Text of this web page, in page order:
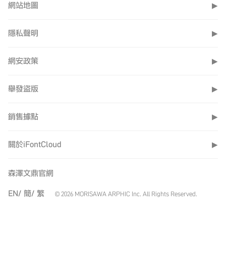
網站地圖 ▶
隱私聲明 ▶
網安政策 ▶
舉發盜版 ▶
銷售據點 ▶
關於iFontCloud ▶
森澤文鼎官網
EN/ 簡/ 繁 © 2026 MORISAWA ARPHIC Inc. All Rights Reserved.